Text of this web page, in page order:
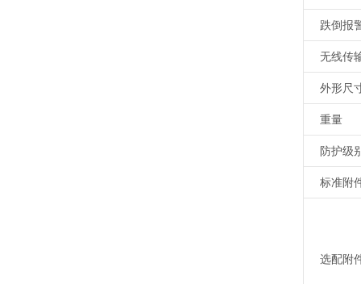
跌倒报
无线传
外形尺
重量
防护级
标准附
选配附